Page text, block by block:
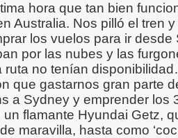
hora que tan bien
Australia. Nos pilló el tren
los vuelos para ir desde
por las nubes y las
ruta no tenían
que gastarnos gran parte
a Sydney y emprender los
un flamante Hyundai Getz,
maravilla, hasta como